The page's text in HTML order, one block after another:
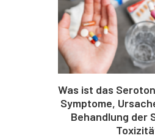
Was ist das
Symptome,
Behandlung der